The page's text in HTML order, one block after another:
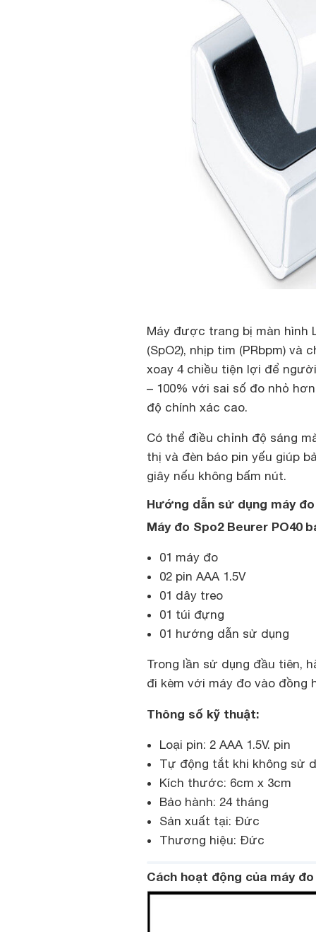
Máy được trang bị màn hình
(SpO2), nhịp tim (PRbpm)
xoay 4 chiều tiện lợi để
– 100% với sai số đo nhỏ
độ chính xác cao.
Có thể điều chỉnh độ sáng
thị và đèn báo pin yếu giúp
giây nếu không bấm nút.
Hướng dẫn sử dụng máy đo
Máy đo Spo2 Beurer PO40
01 máy đo
02 pin AAA 1.5V
01 dây treo
01 túi đựng
01 hướng dẫn sử dụng
Trong lần sử dụng đầu tiên,
đi kèm với máy đo vào đồng
Thông số kỹ thuật:
Loại pin: 2 AAA 1.5V. pin
Tự động tắt khi không sử
Kích thước: 6cm x 3cm
Bảo hành: 24 tháng
Sản xuất tại: Đức
Thương hiệu: Đức
Cách hoạt động của máy